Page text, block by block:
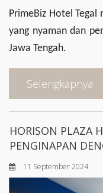
PrimeBiz Hotel
yang nyaman dan
Jawa Tengah.
Selengkapnya
HORISON PLAZA
PENGINAPAN
11 September 2024